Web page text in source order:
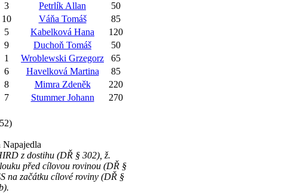
3 Petrlík Allan
50
10 Váňa Tomáš
85
5 Kabelková Hana
120
9 Duchoň Tomáš
50
1 Wroblewski Grzegorz
65
6 Havelková Martina
85
8 Mimra Zdeněk
220
7 Stummer Johann
270
z dostihu (DŘ § 302), ž.
před cílovou rovinou (DŘ §
na začátku cílové roviny (DŘ §